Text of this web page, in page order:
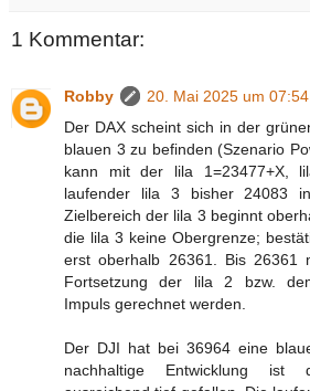
1 Kommentar:
Robby
20. Mai 2025 um 07:54
Der DAX scheint sich in der
blauen 3 zu befinden (Szenario
kann mit der lila 1=23477+X,
laufender lila 3 bisher 24083
Zielbereich der lila 3 beginnt
die lila 3 keine Obergrenze;
erst oberhalb 26361. Bis 26361
Fortsetzung der lila 2 bzw.
Impuls gerechnet werden.
Der DJI hat bei 36964 eine
nachhaltige Entwicklung ist